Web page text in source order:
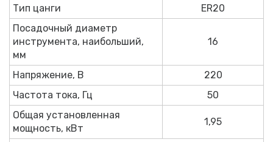
Тип цанги
ER20
Посадочный диаметр
инструмента, наибольший,
мм
16
Напряжение, В
220
Частота тока, Гц
50
Общая установленная
мощность, кВт
1,95